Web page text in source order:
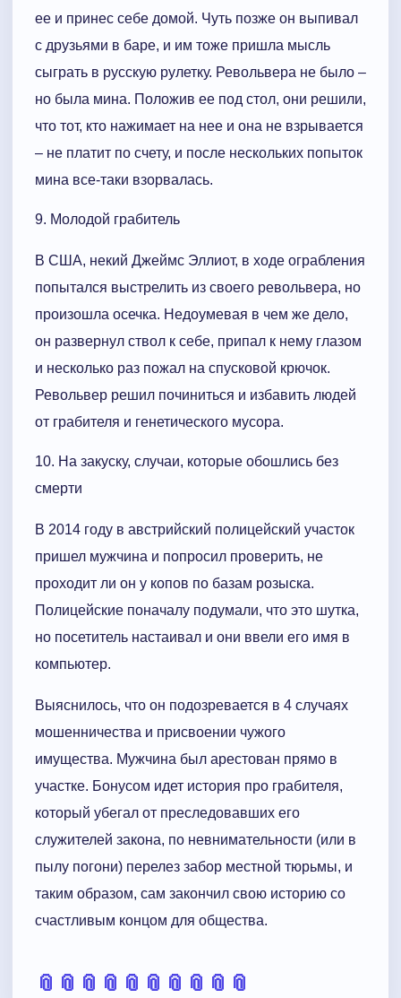
ее и принес себе домой. Чуть позже он выпивал
с друзьями в баре, и им тоже пришла мысль
сыграть в русскую рулетку. Револьвера не было –
но была мина. Положив ее под стол, они решили,
что тот, кто нажимает на нее и она не взрывается
– не платит по счету, и после нескольких попыток
мина все-таки взорвалась.
9. Молодой грабитель
В США, некий Джеймс Эллиот, в ходе ограбления
попытался выстрелить из своего револьвера, но
произошла осечка. Недоумевая в чем же дело,
он развернул ствол к себе, припал к нему глазом
и несколько раз пожал на спусковой крючок.
Револьвер решил починиться и избавить людей
от грабителя и генетического мусора.
10. На закуску, случаи, которые обошлись без
смерти
В 2014 году в австрийский полицейский участок
пришел мужчина и попросил проверить, не
проходит ли он у копов по базам розыска.
Полицейские поначалу подумали, что это шутка,
но посетитель настаивал и они ввели его имя в
компьютер.
Выяснилось, что он подозревается в 4 случаях
мошенничества и присвоении чужого
имущества. Мужчина был арестован прямо в
участке. Бонусом идет история про грабителя,
который убегал от преследовавших его
служителей закона, по невнимательности (или в
пылу погони) перелез забор местной тюрьмы, и
таким образом, сам закончил свою историю со
счастливым концом для общества.
📎 📎 📎 📎 📎 📎 📎 📎 📎 📎